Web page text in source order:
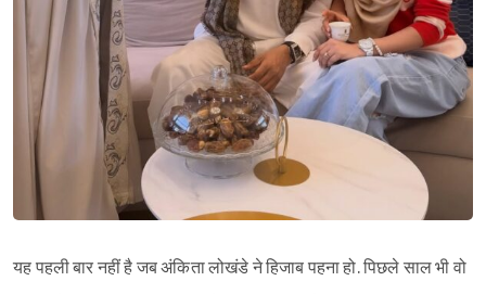
यह पहली बार नहीं है जब अंकिता लोखंडे ने हिजाब पहना हो. पिछले साल भी वो